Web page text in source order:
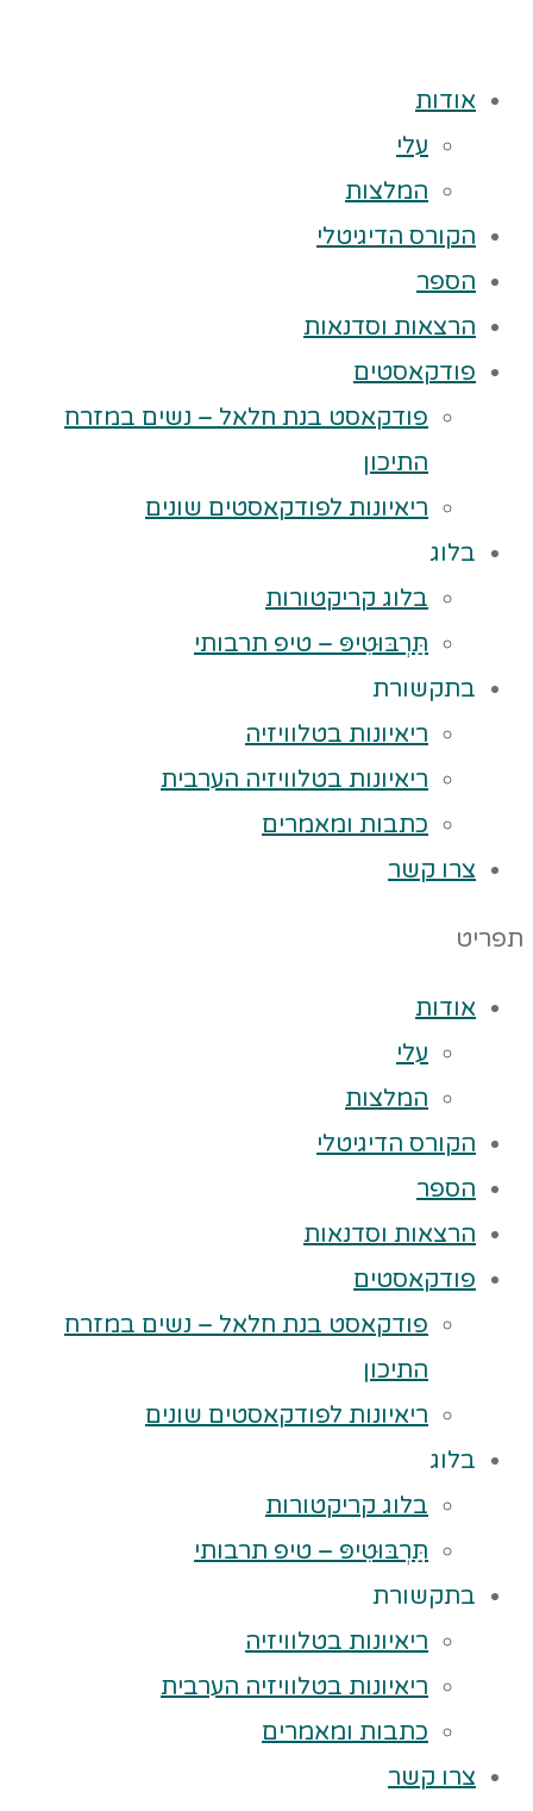
אודות
עלי
המלצות
הקורס הדיגיטלי
הספר
הרצאות וסדנאות
פודקאסטים
פודקאסט בנת חלאל – נשים במזרח
התיכון
ריאיונות לפודקאסטים שונים
בלוג
בלוג קריקטורות
תַּרְבּוּטִיפּ – טיפ תרבותי
בתקשורת
ריאיונות בטלוויזיה
ריאיונות בטלוויזיה הערבית
כתבות ומאמרים
צרו קשר
תפריט
אודות
עלי
המלצות
הקורס הדיגיטלי
הספר
הרצאות וסדנאות
פודקאסטים
פודקאסט בנת חלאל – נשים במזרח
התיכון
ריאיונות לפודקאסטים שונים
בלוג
בלוג קריקטורות
תַּרְבּוּטִיפּ – טיפ תרבותי
בתקשורת
ריאיונות בטלוויזיה
ריאיונות בטלוויזיה הערבית
כתבות ומאמרים
צרו קשר